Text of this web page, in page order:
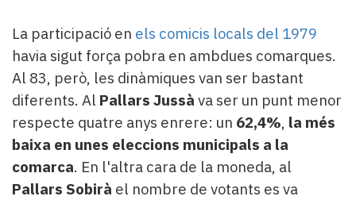
La participació en els comicis locals del 1979
havia sigut força pobra en ambdues comarques.
Al 83, però, les dinàmiques van ser bastant
diferents. Al Pallars Jussà va ser un punt menor
respecte quatre anys enrere: un 62,4%, la més
baixa en unes eleccions municipals a la
comarca. En l'altra cara de la moneda, al
Pallars Sobirà el nombre de votants es va